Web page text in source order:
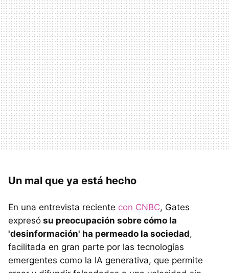
Un mal que ya está hecho
En una entrevista reciente con CNBC, Gates
expresó su preocupación sobre cómo la
'desinformación' ha permeado la sociedad,
facilitada en gran parte por las tecnologías
emergentes como la IA generativa, que permite